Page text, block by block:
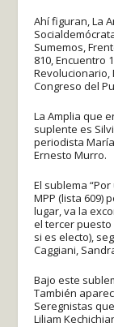
Ahí figuran, La
Sumemos,
810, Encuentro
Congreso del
La Amplia que
suplente es
periodista
Ernesto Murro.
El sublema
MPP (lista 609)
lugar, va la
el tercer
si es electo),
Caggiani,
Bajo este
También
Seregnistas
Liliam